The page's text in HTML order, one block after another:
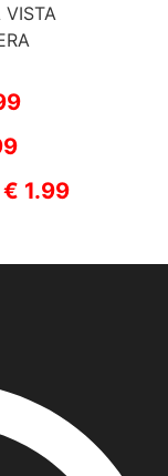
VISTA
€ 1.99